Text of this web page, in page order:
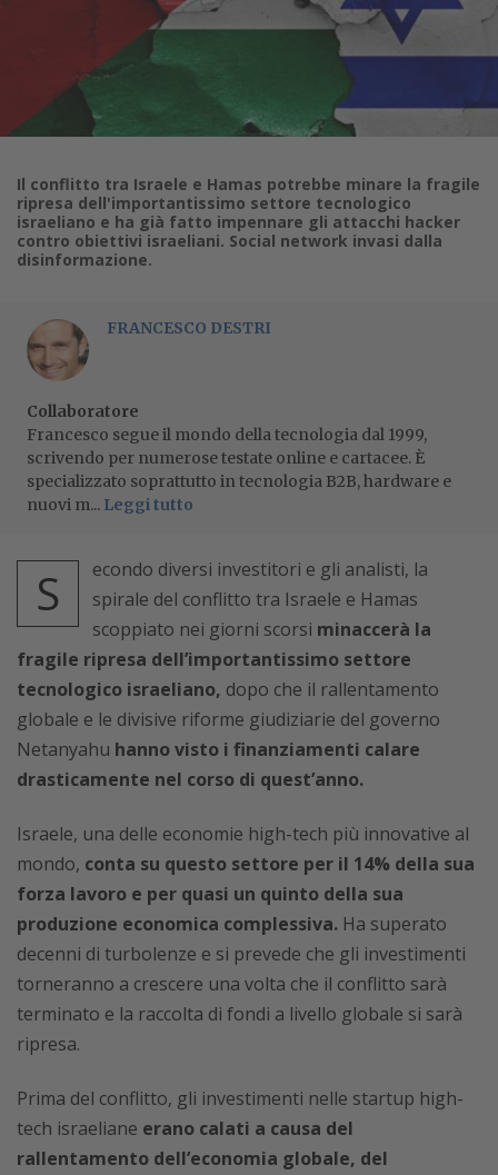
Il conflitto tra Israele e Hamas potrebbe minare la fragile
ripresa dell'importantissimo settore tecnologico
israeliano e ha già fatto impennare gli attacchi hacker
contro obiettivi israeliani. Social network invasi dalla
disinformazione.
FRANCESCO DESTRI
Collaboratore
Francesco segue il mondo della tecnologia dal 1999,
scrivendo per numerose testate online e cartacee. È
specializzato soprattutto in tecnologia B2B, hardware e
nuovi m... Leggi tutto
S
econdo diversi investitori e gli analisti, la
spirale del conflitto tra Israele e Hamas
scoppiato nei giorni scorsi minaccerà la
fragile ripresa dell’importantissimo settore
tecnologico israeliano, dopo che il rallentamento
globale e le divisive riforme giudiziarie del governo
Netanyahu hanno visto i finanziamenti calare
drasticamente nel corso di quest’anno.
Israele, una delle economie high-tech più innovative al
mondo, conta su questo settore per il 14% della sua
forza lavoro e per quasi un quinto della sua
produzione economica complessiva. Ha superato
decenni di turbolenze e si prevede che gli investimenti
torneranno a crescere una volta che il conflitto sarà
terminato e la raccolta di fondi a livello globale si sarà
ripresa.
Prima del conflitto, gli investimenti nelle startup high-
tech israeliane erano calati a causa del
rallentamento dell’economia globale, del